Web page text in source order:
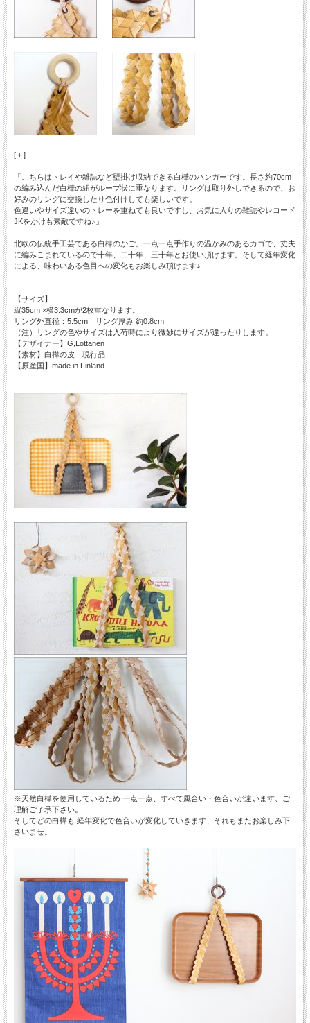
[＋]
「こちらはトレイや雑誌など壁掛け収納できる白樺のハンガーです。長さ約70cm
の編み込んだ白樺の紐がループ状に重なります。リングは取り外しできるので、お
好みのリングに交換したり色付けしても楽しいです。
色違いやサイズ違いのトレーを重ねても良いですし、お気に入りの雑誌やレコード
JKをかけも素敵ですね♪」
北欧の伝統手工芸である白樺のかご。一点一点手作りの温かみのあるカゴで、丈夫
に編みこまれているので十年、二十年、三十年とお使い頂けます。そして経年変化
による、味わいある色目への変化もお楽しみ頂けます♪
【サイズ】
縦35cm ×横3.3cmが2枚重なります。
リング外直径：5.5cm リング厚み 約0.8cm
（注）リングの色やサイズは入荷時により微妙にサイズが違ったりします。
【デザイナー】G,Lottanen
【素材】白樺の皮 現行品
【原産国】made in Finland
※天然白樺を使用しているため 一点一点、すべて風合い・色合いが違います、ご
理解ご了承下さい。
そしてどの白樺も 経年変化で色合いが変化していきます、それもまたお楽しみ下
さいませ。